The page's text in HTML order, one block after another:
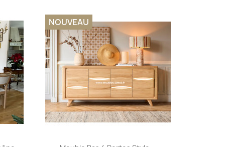
NOUVEAU